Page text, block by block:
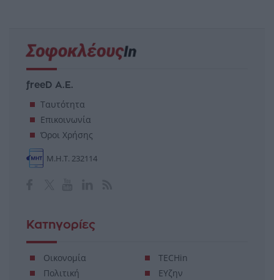
freeD Α.Ε.
Ταυτότητα
Επικοινωνία
Όροι Χρήσης
Μ.Η.Τ. 232114
Κατηγορίες
Οικονομία
Πολιτική
TECHin
ΕΥζην